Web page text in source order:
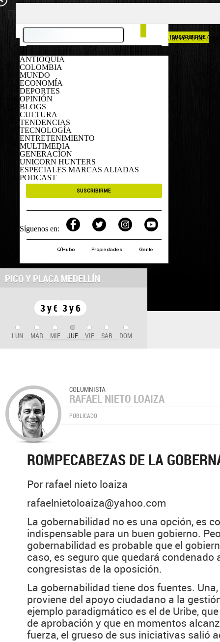
ANTIOQUIA
COLOMBIA
MUNDO
ECONOMÍA
DEPORTES
OPINIÓN
BLOGS
CULTURA
TENDENCIAS
TECNOLOGÍA
ENTRETENIMIENTO
MULTIMEDIA
GENERACÍON
UNICORN HUNTERS
ESPECIALES MARCAS ALIADAS
PODCAST
SUSCRIBIRME
Síguenos en:
Q´Hubo Propiedades Gente
Jueves 6 de
SUSCRIBIRME
PICO Y PLACA MEDELLÍN
3 y 6 3 y 6
LUN MAR MIE JUE VIE SAB DOM
COLUMNISTA
RAFAEL NIETO LOAIZA
PUBLICADO
ROMPECABEZAS DE LA
Por rafael nieto loaiza
rafaelnietoloaiza@yahoo.com
La gobernabilidad no es una opción, es
indispensable para un buen gobierno.
gobernabilidad es probable que el
caso, es seguro que quedará condenado
congresistas de la oposición.
La gobernabilidad tiene dos fuentes.
proviene del apoyo ciudadano a la
ejemplo paradigmático es el de Uribe,
de aprobación y que en momentos
fuerza, el grueso de sus iniciativas salió